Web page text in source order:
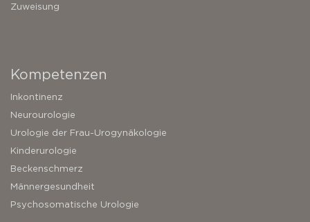
Zuweisung
Kompetenzen
Inkontinenz
Neurourologie
Urologie der Frau-Urogynäkologie
Kinderurologie
Beckenschmerz
Männergesundheit
Psychosomatische Urologie